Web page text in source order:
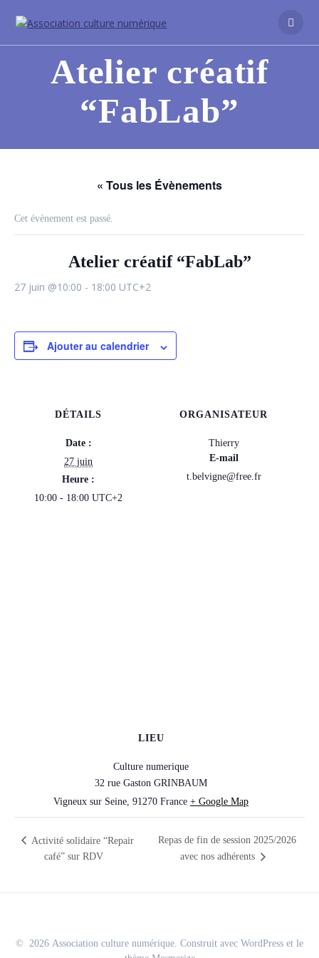
Atelier créatif
“FabLab”
« Tous les Évènements
Cet évènement est passé.
Atelier créatif “FabLab”
27 juin @10:00 - 18:00 UTC+2
Ajouter au calendrier
DÉTAILS
Date :
27 juin
Heure :
10:00 - 18:00 UTC+2
ORGANISATEUR
Thierry
E-mail
t.belvigne@free.fr
LIEU
Culture numerique
32 rue Gaston GRINBAUM
Vigneux sur Seine, 91270 France + Google Map
Activité solidaire “Repair
café” sur RDV
Repas de fin de session 2025/2026
avec nos adhérents
© 2026 Association culture numérique. Construit avec WordPress et le